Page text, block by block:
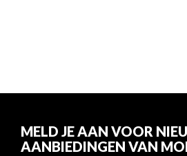
MELD JE AAN VOOR
AANBIEDINGEN VAN